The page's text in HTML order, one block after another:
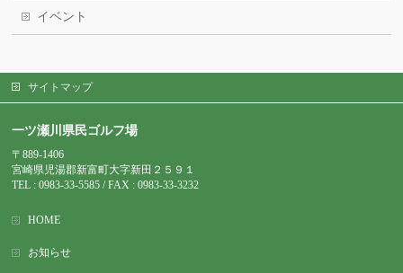
イベント
サイトマップ
一ツ瀬川県民ゴルフ場
〒889-1406
宮崎県児湯郡新富町大字新田２５９１
TEL : 0983-33-5585 / FAX : 0983-33-3232
HOME
お知らせ